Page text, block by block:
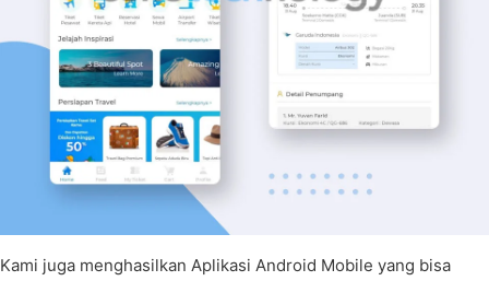
Kami juga menghasilkan Aplikasi Android Mobile yang bisa